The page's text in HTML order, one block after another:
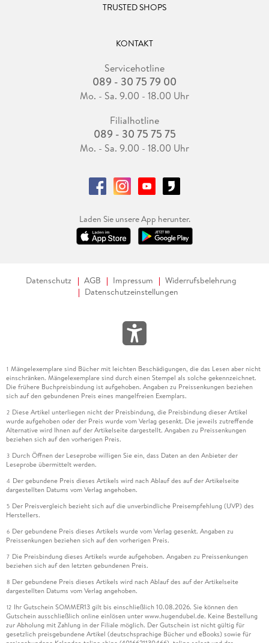
TRUSTED SHOPS
KONTAKT
Servicehotline
089 - 30 75 79 00
Mo. - Sa. 9.00 - 18.00 Uhr
Filialhotline
089 - 30 75 75 75
Mo. - Sa. 9.00 - 18.00 Uhr
Laden Sie unsere App herunter.
Datenschutz AGB Impressum
Widerrufsbelehrung
Datenschutzeinstellungen
1 Mängelexemplare sind Bücher mit leichten Beschädigungen, die das Lesen aber nicht
einschränken. Mängelexemplare sind durch einen Stempel als solche gekennzeichnet.
Die frühere Buchpreisbindung ist aufgehoben. Angaben zu Preissenkungen beziehen
sich auf den gebundenen Preis eines mangelfreien Exemplars.
2 Diese Artikel unterliegen nicht der Preisbindung, die Preisbindung dieser Artikel
wurde aufgehoben oder der Preis wurde vom Verlag gesenkt. Die jeweils zutreffende
Alternative wird Ihnen auf der Artikelseite dargestellt. Angaben zu Preissenkungen
beziehen sich auf den vorherigen Preis.
3 Durch Öffnen der Leseprobe willigen Sie ein, dass Daten an den Anbieter der
Leseprobe übermittelt werden.
4 Der gebundene Preis dieses Artikels wird nach Ablauf des auf der Artikelseite
dargestellten Datums vom Verlag angehoben.
5 Der Preisvergleich bezieht sich auf die unverbindliche Preisempfehlung (UVP) des
Herstellers.
6 Der gebundene Preis dieses Artikels wurde vom Verlag gesenkt. Angaben zu
Preissenkungen beziehen sich auf den vorherigen Preis.
7 Die Preisbindung dieses Artikels wurde aufgehoben. Angaben zu Preissenkungen
beziehen sich auf den letzten gebundenen Preis.
8 Der gebundene Preis dieses Artikels wird nach Ablauf des auf der Artikelseite
dargestellten Datums vom Verlag angehoben.
12 Ihr Gutschein SOMMER13 gilt bis einschließlich 10.08.2026. Sie können den
Gutschein ausschließlich online einlösen unter www.hugendubel.de. Keine Bestellung
zur Abholung mit Zahlung in der Filiale möglich. Der Gutschein ist nicht gültig für
gesetzlich preisgebundene Artikel (deutschsprachige Bücher und eBooks) sowie für